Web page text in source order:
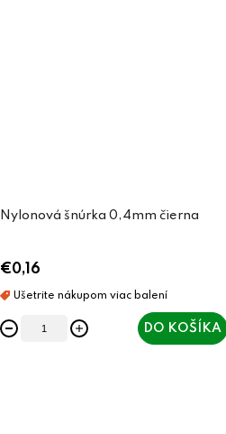
Nylonová šnúrka 0,4mm čierna
€0,16
DO KOŠÍKA